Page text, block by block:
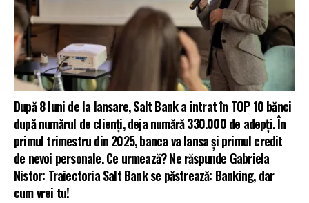
După 8 luni de la lansare, Salt Bank a intrat în TOP 10 bănci
după numărul de clienți, deja numără 330.000 de adepți. În
primul trimestru din 2025, banca va lansa și primul credit
de nevoi personale. Ce urmează? Ne răspunde Gabriela
Nistor: Traiectoria Salt Bank se păstrează: Banking, dar
cum vrei tu!